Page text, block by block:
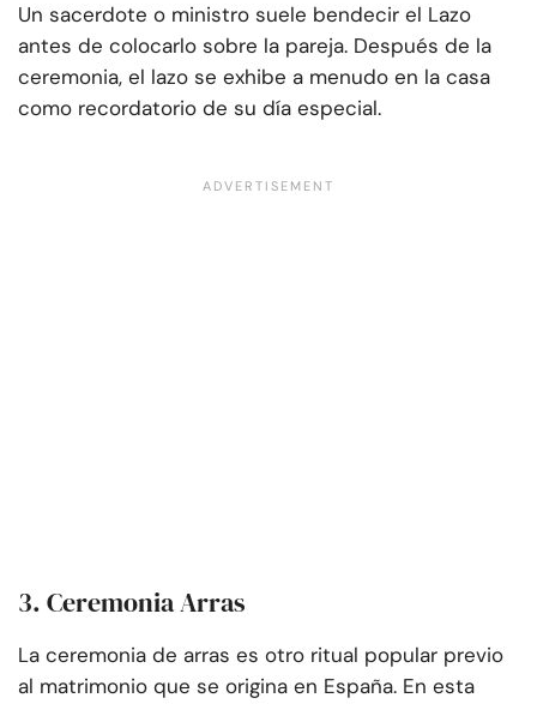
Un sacerdote o ministro suele bendecir el Lazo
antes de colocarlo sobre la pareja. Después de la
ceremonia, el lazo se exhibe a menudo en la casa
como recordatorio de su día especial.
3. Ceremonia Arras
La ceremonia de arras es otro ritual popular previo
al matrimonio que se origina en España. En esta